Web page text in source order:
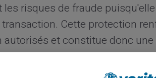
risques de fraude
Cette protection
et constitue donc